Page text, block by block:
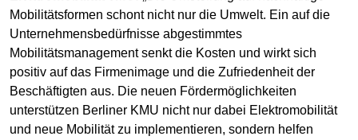
Mobilitätsformen schont nicht nur die Umwelt. Ein auf die
Unternehmensbedürfnisse abgestimmtes
Mobilitätsmanagement senkt die Kosten und wirkt sich
positiv auf das Firmenimage und die Zufriedenheit der
Beschäftigten aus. Die neuen Fördermöglichkeiten
unterstützen Berliner KMU nicht nur dabei Elektromobilität
und neue Mobilität zu implementieren, sondern helfen